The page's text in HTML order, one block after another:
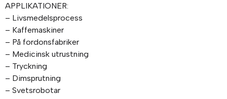
APPLIKATIONER:
– Livsmedelsprocess
– Kaffemaskiner
– På fordonsfabriker
– Medicinsk utrustning
– Tryckning
– Dimsprutning
– Svetsrobotar